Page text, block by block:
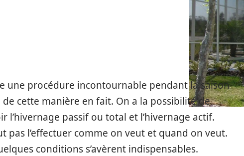
une procédure incontournable pendant la saison
cette manière en fait. On a la possibilité de
l’hivernage passif ou total et l’hivernage actif.
pas l’effectuer comme on veut et quand on veut.
conditions s’avèrent indispensables.